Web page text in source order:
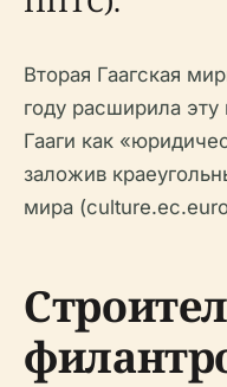
Вторая Гаагская
году расширила
Гааги как
заложив
мира